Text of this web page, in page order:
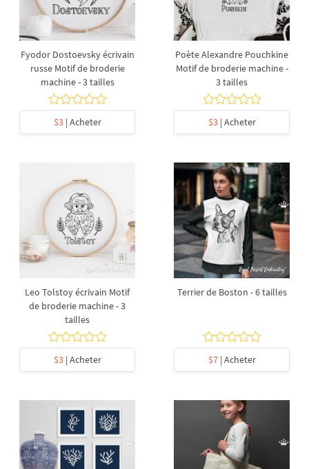
Fyodor Dostoevsky écrivain
russe Motif de broderie
machine - 3 tailles
$3| Acheter
Poète Alexandre Pouchkine
Motif de broderie machine -
3 tailles
$3| Acheter
Leo Tolstoy écrivain Motif
de broderie machine - 3
tailles
$3| Acheter
Terrier de Boston - 6 tailles
$7| Acheter